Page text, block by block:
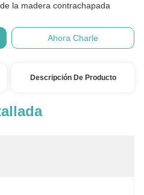
la madera contrachapada
Ahora Charle
Descripción De Producto